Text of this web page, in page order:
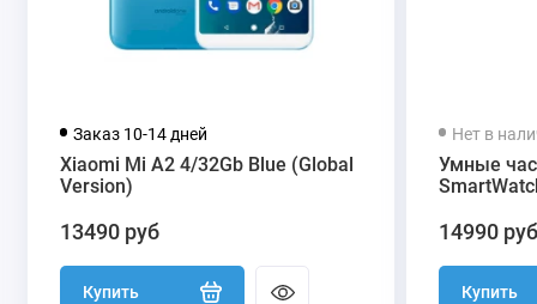
Заказ 10-14 дней
Xiaomi Mi A2 4/32Gb Blue (Global
Version)
13490 руб
Купить
Нет в
Умные
14990 руб
Купить